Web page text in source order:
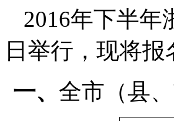
2016年下半年
日举行，现将
一、 全市（县